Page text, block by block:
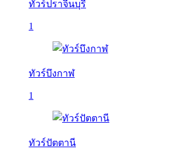
ทัวร์ปราจีนบุรี
1
ทัวร์บึงกาฬ
1
ทัวร์ปัตตานี